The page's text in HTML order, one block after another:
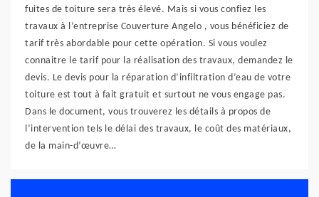
fuites de toiture sera très élevé. Mais si vous confiez les
travaux à l’entreprise Couverture Angelo , vous bénéficiez de
tarif très abordable pour cette opération. Si vous voulez
connaitre le tarif pour la réalisation des travaux, demandez le
devis. Le devis pour la réparation d’infiltration d’eau de votre
toiture est tout à fait gratuit et surtout ne vous engage pas.
Dans le document, vous trouverez les détails à propos de
l’intervention tels le délai des travaux, le coût des matériaux,
de la main-d’œuvre…